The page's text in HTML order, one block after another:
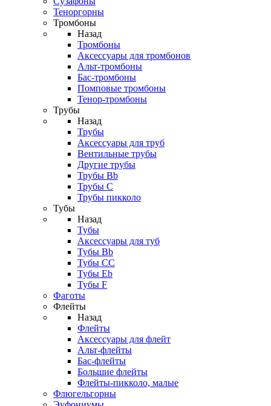
Теноргорны
Тромбоны
Назад
Тромбоны
Аксессуары для тромбонов
Альт-тромбоны
Бас-тромбоны
Помповые тромбоны
Тенор-тромбоны
Трубы
Назад
Трубы
Аксессуары для труб
Вентильные трубы
Другие трубы
Трубы Bb
Трубы C
Трубы пикколо
Тубы
Назад
Тубы
Аксессуары для туб
Тубы Bb
Тубы CC
Тубы Eb
Тубы F
Фаготы
Флейты
Назад
Флейты
Аксессуары для флейт
Альт-флейты
Бас-флейты
Большие флейты
Флейты-пикколо, малые
Флюгельгорны